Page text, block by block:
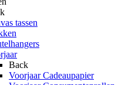
tassen
Back
Voorjaar Cadeaupapier